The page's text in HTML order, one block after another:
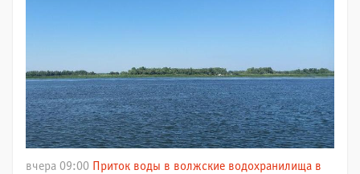
вчера 09:00 Приток воды в волжские водохранилища в